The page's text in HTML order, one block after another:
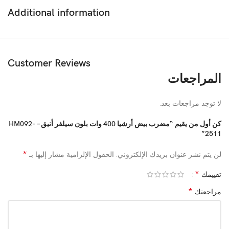
✅5 سرعات + تربو
للتحكم المثالي في الخلط
✅سهل التنظيفوآمن في غسالة الصحون
✅ يشمل: خفاقات + خطافات عجين
🟩المواصفات التقنية (Technical Specs)
النوع: خلاط يدوي
الموديل: HM092-2511
القوة: 400 وات
Additional information
Customer Reviews
المراجعات
لا توجد مراجعات بعد.
كن أول من يقيم “مضرب بيض أرشيا 400 وات بلون سيلفر أنيق – HM092-
2511”
لن يتم نشر عنوان بريدك الإلكتروني. الحقول الإلزامية مشار إليها بـ *
تقييمك *
مراجعتك *